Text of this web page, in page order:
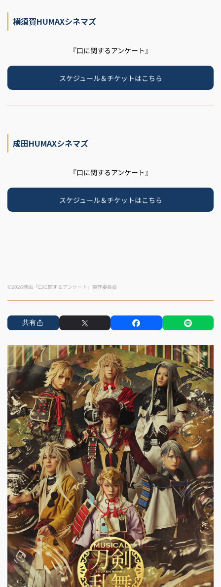
横須賀HUMAXシネマズ
『口に関するアンケート』
スケジュール＆チケットはこちら
成田HUMAXシネマズ
『口に関するアンケート』
スケジュール＆チケットはこちら
©2026映画「口に関するアンケート」製作委員会
共有